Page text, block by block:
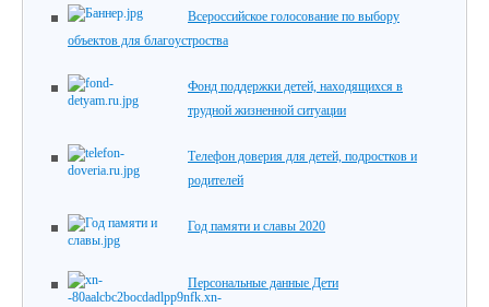
Всероссийское голосование по выбору
объектов для благоустроства
Фонд поддержки детей, находящихся в
трудной жизненной ситуации
Телефон доверия для детей, подростков и
родителей
Год памяти и славы 2020
Персональные данные Дети